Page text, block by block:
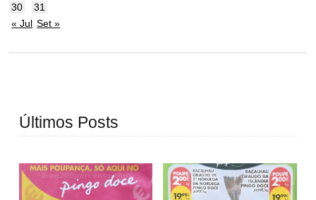
30
31
« Jul Set »
Últimos Posts